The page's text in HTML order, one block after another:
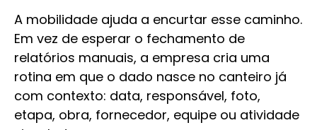
A mobilidade ajuda a encurtar esse caminho.
Em vez de esperar o fechamento de
relatórios manuais, a empresa cria uma
rotina em que o dado nasce no canteiro já
com contexto: data, responsável, foto,
etapa, obra, fornecedor, equipe ou atividade